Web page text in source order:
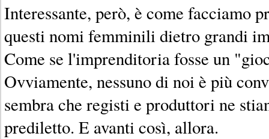
Interessante, però, è come facciamo
questi nomi femminili dietro grandi
Come se l'imprenditoria fosse un
Ovviamente, nessuno di noi è più
sembra che registi e produttori ne
prediletto. E avanti così, allora.